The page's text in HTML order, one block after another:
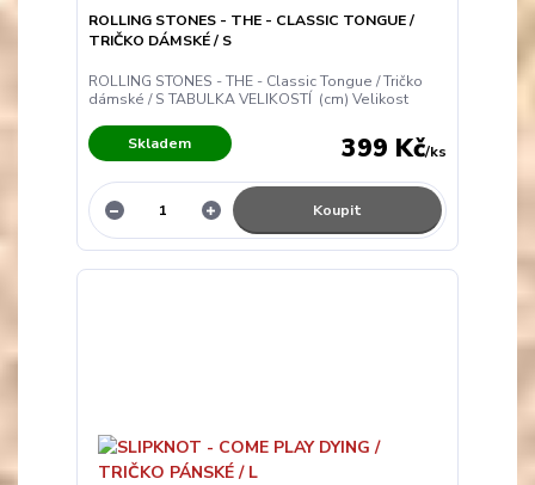
ROLLING STONES - THE - CLASSIC TONGUE /
TRIČKO DÁMSKÉ / S
ROLLING STONES - THE - Classic Tongue / Tričko
dámské / S TABULKA VELIKOSTÍ (cm) Velikost
399 Kč/ks
Skladem
Koupit